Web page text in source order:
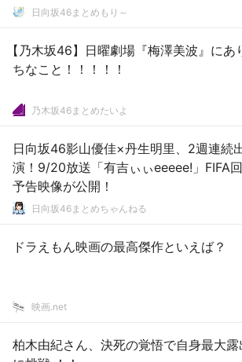
日向坂46まとめもり～
【乃木坂46】日曜劇場『梅澤美波』にあ
ちなこと！！！！！
乃木坂46まとめたいよ
日向坂46影山優佳×丹生明里、2週連続
演！9/20放送「有吉ぃぃeeeee!」FIFA
予告映像が公開！
日向坂46まとめちゃんねる
ドラえもん映画の最高傑作といえば？
映画.net
柏木由紀さん、決死の覚悟で自身最大露